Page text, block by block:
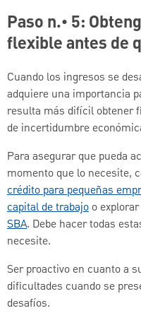
Paso n.° 5:
flexible antes de
Cuando los ingresos se
adquiere una importancia
resulta más difícil obtener
de incertidumbre
Para asegurar que pueda
momento que lo necesite,
crédito para pequeñas
capital de trabajo o
SBA. Debe hacer todas
necesite.
Ser proactivo en cuanto a
dificultades cuando se
desafíos.